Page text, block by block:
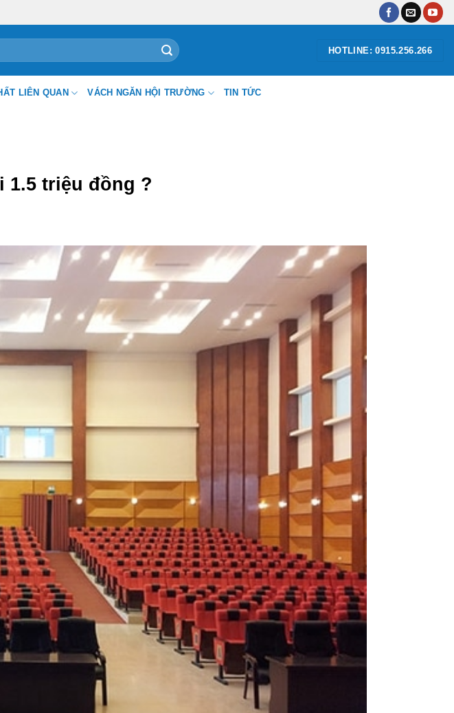
HOTLINE: 0915.256.266
LIÊN QUAN VÁCH NGĂN HỘI TRƯỜNG TIN TỨC
1.5 triệu đồng ?